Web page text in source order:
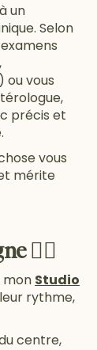
un
Selon
ou vous
précis et
vous
mérite
🧘‍♀️
mon Studio
rythme,
centre,